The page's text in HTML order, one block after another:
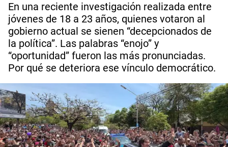
En una reciente investigación realizada entre
jóvenes de 18 a 23 años, quienes votaron al
gobierno actual se sienen “decepcionados de
la política”. Las palabras “enojo” y
“oportunidad” fueron las más pronunciadas.
Por qué se deteriora ese vínculo democrático.